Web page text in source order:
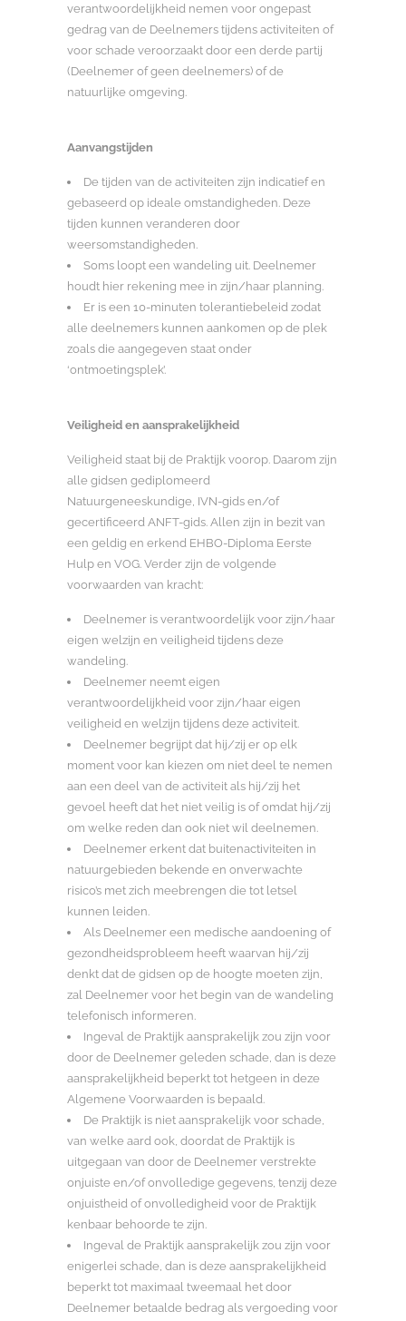
verantwoordelijkheid nemen voor ongepast
gedrag van de Deelnemers tijdens activiteiten of
voor schade veroorzaakt door een derde partij
(Deelnemer of geen deelnemers) of de
natuurlijke omgeving.
Aanvangstijden
De tijden van de activiteiten zijn indicatief en
gebaseerd op ideale omstandigheden. Deze
tijden kunnen veranderen door
weersomstandigheden.
Soms loopt een wandeling uit. Deelnemer
houdt hier rekening mee in zijn/haar planning.
Er is een 10-minuten tolerantiebeleid zodat
alle deelnemers kunnen aankomen op de plek
zoals die aangegeven staat onder
‘ontmoetingsplek’.
Veiligheid en aansprakelijkheid
Veiligheid staat bij de Praktijk voorop. Daarom zijn
alle gidsen gediplomeerd
Natuurgeneeskundige, IVN-gids en/of
gecertificeerd ANFT-gids. Allen zijn in bezit van
een geldig en erkend EHBO-Diploma Eerste
Hulp en VOG. Verder zijn de volgende
voorwaarden van kracht:
Deelnemer is verantwoordelijk voor zijn/haar
eigen welzijn en veiligheid tijdens deze
wandeling.
Deelnemer neemt eigen
verantwoordelijkheid voor zijn/haar eigen
veiligheid en welzijn tijdens deze activiteit.
Deelnemer begrijpt dat hij/zij er op elk
moment voor kan kiezen om niet deel te nemen
aan een deel van de activiteit als hij/zij het
gevoel heeft dat het niet veilig is of omdat hij/zij
om welke reden dan ook niet wil deelnemen.
Deelnemer erkent dat buitenactiviteiten in
natuurgebieden bekende en onverwachte
risico’s met zich meebrengen die tot letsel
kunnen leiden.
Als Deelnemer een medische aandoening of
gezondheidsprobleem heeft waarvan hij/zij
denkt dat de gidsen op de hoogte moeten zijn,
zal Deelnemer voor het begin van de wandeling
telefonisch informeren.
Ingeval de Praktijk aansprakelijk zou zijn voor
door de Deelnemer geleden schade, dan is deze
aansprakelijkheid beperkt tot hetgeen in deze
Algemene Voorwaarden is bepaald.
De Praktijk is niet aansprakelijk voor schade,
van welke aard ook, doordat de Praktijk is
uitgegaan van door de Deelnemer verstrekte
onjuiste en/of onvolledige gegevens, tenzij deze
onjuistheid of onvolledigheid voor de Praktijk
kenbaar behoorde te zijn.
Ingeval de Praktijk aansprakelijk zou zijn voor
enigerlei schade, dan is deze aansprakelijkheid
beperkt tot maximaal tweemaal het door
Deelnemer betaalde bedrag als vergoeding voor